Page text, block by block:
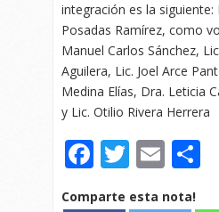
integración es la siguiente:
Posadas Ramírez, como
Manuel Carlos Sánchez,
Aguilera, Lic. Joel Arce
Medina Elías, Dra. Leticia
y Lic. Otilio Rivera Herrera
Facebook
Twitter
Email
Comparte esta nota!